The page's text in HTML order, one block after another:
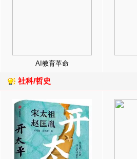
AI教育革命
社科/哲史